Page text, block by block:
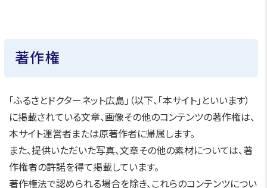
著作権
「ふるさとドクターネット広島」（以下、「本サイト」といいます）
に掲載されている文章、画像その他のコンテンツの著作権は、
本サイト運営者または原著作者に帰属します。
また、提供いただいた写真、文章その他の素材については、著
作権者の許諾を得て掲載しています。
著作権法で認められる場合を除き、これらのコンテンツについ